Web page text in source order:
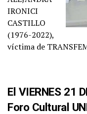
IRONICI
CASTILLO
(1976-2022),
víctima de
El VIERNES 21
Foro Cultural